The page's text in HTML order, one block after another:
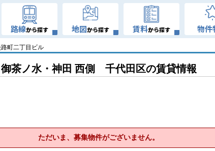
路線から探す 地図から探す 賃料から探す 物件
町二丁目ビル
御茶ノ水・神田 西側 千代田区の賃貸情報
ただいま、募集物件がございません。